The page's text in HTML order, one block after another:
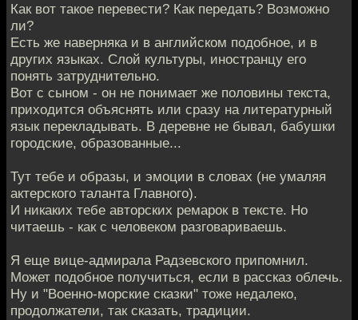
Как вот такое перевести? Как передать? Возможно
ли?
Есть же наверняка и в английском подобное, и в
других языках. Слой культуры, иностранцу его
понять затруднительно.
Вот с сыном - он не понимает же половины текста,
приходится объяснять или сразу на литературный
язык перекладывать. В деревне не бывал, бабушки
городские, образованные...
Тут тебе и образы, и эмоции в словах (не умаляя
актерского таланта Главного).
И никаких тебе авторских ремарок в тексте. Но
читаешь - как с человеком разговариваешь.
Я еще вице-адмирала Радзевского припомнил.
Может подобное получиться, если в рассказ облечь.
Ну и "Военно-морские сказки" тоже недалеко,
продолжатели, так сказать, традиции.